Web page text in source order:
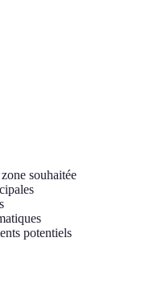
souhaitée
potentiels